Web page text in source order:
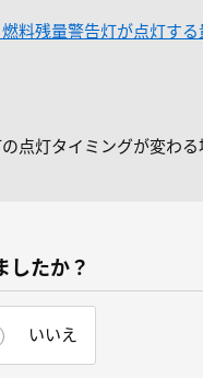
燃料残量警告灯が点灯す
点灯タイミングが変わる
したか？
いいえ